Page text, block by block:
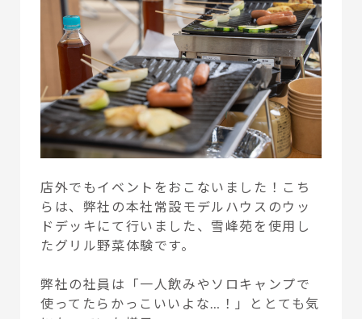
店外でもイベントをおこないました！こち
らは、弊社の本社常設モデルハウスのウッ
ドデッキにて行いました、雪峰苑を使用し
たグリル野菜体験です。
弊社の社員は「一人飲みやソロキャンプで
使ってたらかっこいいよな…！」ととても気